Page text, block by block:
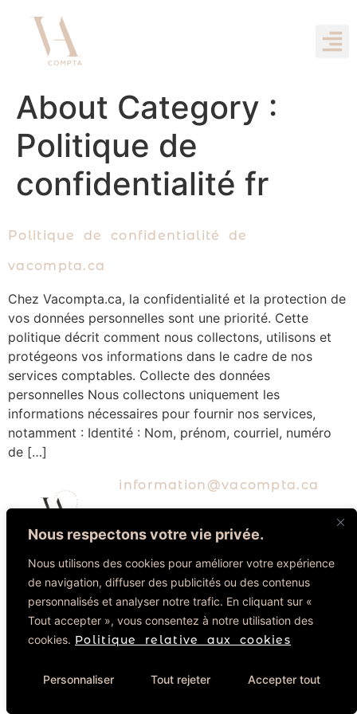
Nous respectons votre vie privée.
Nous utilisons des cookies pour améliorer votre expérience
de navigation, diffuser des publicités ou des contenus
personnalisés et analyser notre trafic. En cliquant sur «
Tout accepter », vous consentez à notre utilisation des
cookies. Politique relative aux cookies
Personnaliser Tout rejeter Accepter tout
About Category :
Politique de
confidentialité fr
Politique de confidentialité de
vacompta.ca
Chez Vacompta.ca, la confidentialité et la protection de
vos données personnelles sont une priorité. Cette
politique décrit comment nous collectons, utilisons et
protégeons vos informations dans le cadre de nos
services comptables. Collecte des données
personnelles Nous collectons uniquement les
informations nécessaires pour fournir nos services,
notamment : Identité : Nom, prénom, courriel, numéro
de […]
Propulsé
par
Miitems
Tous
droits
2024
information@vacompta.ca
FAQs